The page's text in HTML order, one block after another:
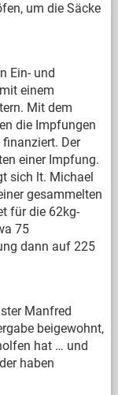
um die Säcke
Ein- und
einem
Mit dem
die Impfungen
Der
einer Impfung.
sich lt. Michael
gesammelten
für die 62kg-
75
dann auf 225
Manfred
beigewohnt,
hat … und
haben